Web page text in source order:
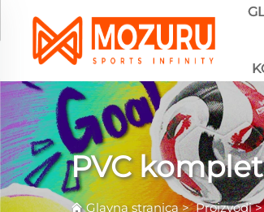
PVC komplet
Glavna stranica>Proizvodi